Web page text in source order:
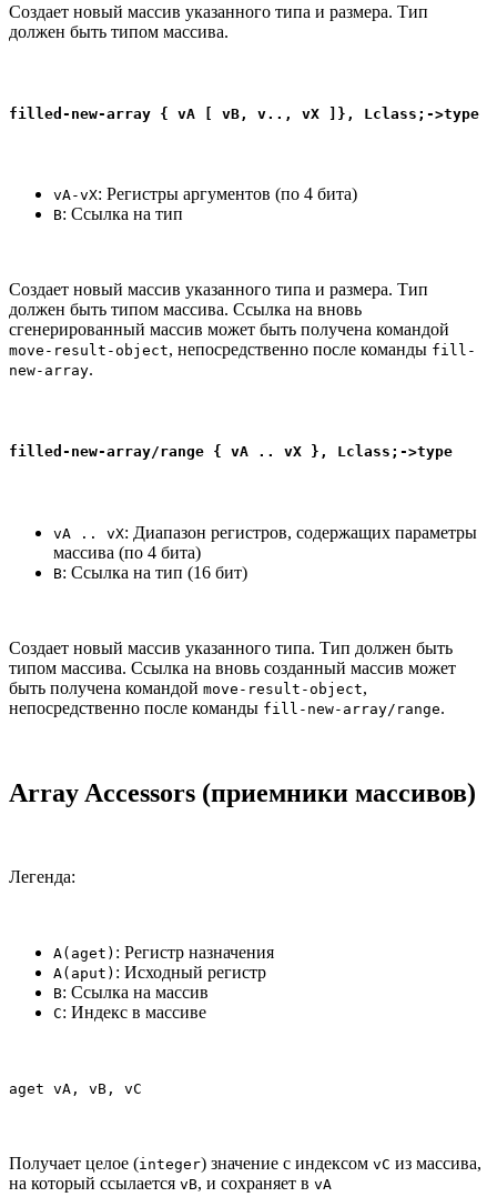
Создает новый массив указанного типа и размера. Тип
должен быть типом массива.
filled-new-array { vA [ vB, v.., vX ]}, Lclass;->type
vA-vX: Регистры аргументов (по 4 бита)
B: Ссылка на тип
Создает новый массив указанного типа и размера. Тип
должен быть типом массива. Ссылка на вновь
сгенерированный массив может быть получена командой
move-result-object, непосредственно после команды fill-
new-array.
filled-new-array/range { vA .. vX }, Lclass;->type
vA .. vX: Диапазон регистров, содержащих параметры
массива (по 4 бита)
B: Ссылка на тип (16 бит)
Создает новый массив указанного типа. Тип должен быть
типом массива. Ссылка на вновь созданный массив может
быть получена командой move-result-object,
непосредственно после команды fill-new-array/range.
Array Accessors (приемники массивов)
Легенда:
A(aget) : Регистр назначения
A(aput) : Исходный регистр
B: Ссылка на массив
C: Индекс в массиве
aget vA, vB, vC
Получает целое (integer) значение с индексом vC из массива,
на который ссылается vB, и сохраняет в vA